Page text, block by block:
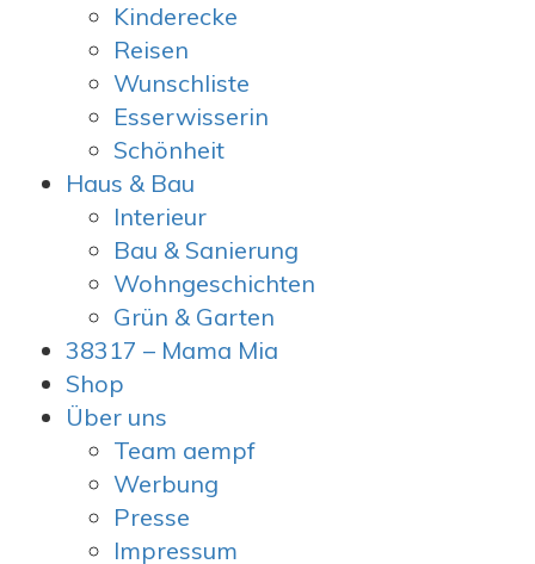
Kinderecke
Reisen
Wunschliste
Esserwisserin
Schönheit
Haus & Bau
Interieur
Bau & Sanierung
Wohngeschichten
Grün & Garten
38317 – Mama Mia
Shop
Über uns
Team aempf
Werbung
Presse
Impressum